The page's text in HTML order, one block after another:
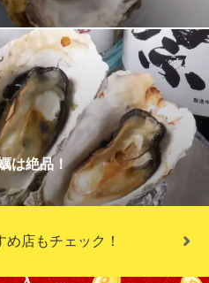
蠣「かき小町」を使用しており
みにくく、口いっぱいに広がる
沢な牡蠣を、サクサクの軽い衣
イは、牡蠣の旨みが凝縮された
弾ける濃厚な風味をぜひご堪能
は絶品！
蠣」は、クリーミーな味わいで
、当店イチオシの自慢のメニュ
店もチェック！